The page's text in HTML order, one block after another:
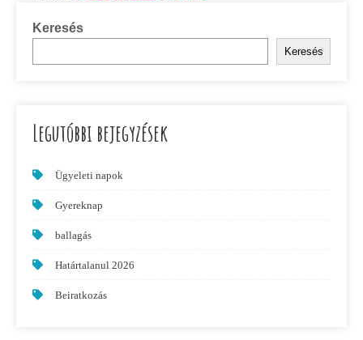
Keresés
Keresés
Legutóbbi bejegyzések
Ügyeleti napok
Gyereknap
ballagás
Határtalanul 2026
Beiratkozás